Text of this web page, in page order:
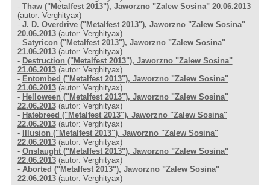
- Thaw ("Metalfest 2013"), Jaworzno "Zalew Sosina" 20.06.2013
(autor: Verghityax)
- J. D. Overdrive ("Metalfest 2013"), Jaworzno "Zalew Sosina"
20.06.2013(autor: Verghityax)
- Satyricon ("Metalfest 2013"), Jaworzno "Zalew Sosina"
21.06.2013(autor: Verghityax)
- Destruction ("Metalfest 2013"), Jaworzno "Zalew Sosina"
21.06.2013(autor: Verghityax)
- Entombed ("Metalfest 2013"), Jaworzno "Zalew Sosina"
21.06.2013(autor: Verghityax)
- Helloween ("Metalfest 2013"), Jaworzno "Zalew Sosina"
22.06.2013(autor: Verghityax)
- Hatebreed ("Metalfest 2013"), Jaworzno "Zalew Sosina"
22.06.2013(autor: Verghityax)
-
Illusion ("Metalfest 2013"), Jaworzno "Zalew Sosina"
22.06.2013(autor: Verghityax)
- Onslaught ("Metalfest 2013"), Jaworzno "Zalew Sosina"
22.06.2013(autor: Verghityax)
- Aborted ("Metalfest 2013"), Jaworzno "Zalew Sosina"
22.06.2013(autor: Verghityax)